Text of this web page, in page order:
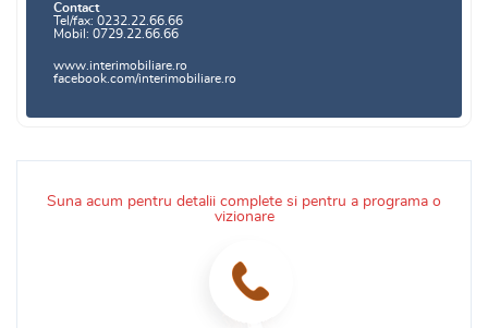
Suna acum pentru detalii complete si pentru a programa o
vizionare
Contact
Tel/fax: 0232.22.66.66
Mobil: 0729.22.66.66
www.interimobiliare.ro
facebook.com/interimobiliare.ro